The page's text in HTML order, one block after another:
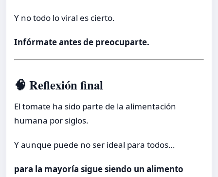
Y no todo lo viral es cierto.
Infórmate antes de preocuparte.
🧠 Reflexión final
El tomate ha sido parte de la alimentación
humana por siglos.
Y aunque puede no ser ideal para todos…
para la mayoría sigue siendo un alimento